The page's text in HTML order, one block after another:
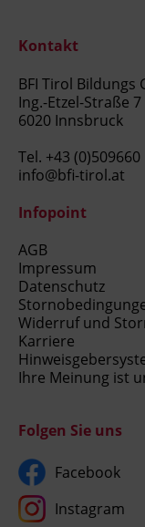
Kontakt
BFI Tirol Bildungs
Ing.-Etzel-Straße 7
6020 Innsbruck
Tel. +43 (0)509660
info@bfi-tirol.at
Infopoint
AGB
Impressum
Datenschutz
Widerruf und
Karriere
Ihre Meinung ist
Folgen Sie uns
Facebook
Instagram